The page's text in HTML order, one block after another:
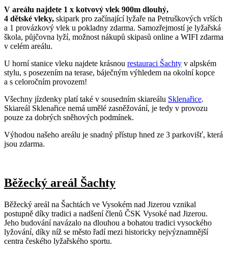
V areálu najdete 1 x kotvový vlek 900m dlouhý,
4 dětské vleky, skipark pro začínající lyžaře na Petruškových vrších
a 1 provázkový vlek u pokladny zdarma. Samozřejmostí je lyžařská
škola, půjčovna lyží, možnost nákupů skipasů online a WIFI zdarma
v celém areálu.
U horní stanice vleku najdete krásnou restauraci Šachty v alpském
stylu, s posezením na terase, báječným výhledem na okolní kopce
a s celoročním provozem!
Všechny jízdenky platí také v sousedním skiareálu Sklenařice.
Skiareál Sklenařice nemá umělé zasněžování, je tedy v provozu
pouze za dobrých sněhových podmínek.
Výhodou našeho areálu je snadný přístup hned ze 3 parkovišť, která
jsou zdarma.
Běžecký areál Šachty
Běžecký areál na Šachtách ve Vysokém nad Jizerou vznikal
postupně díky tradici a nadšení členů ČSK Vysoké nad Jizerou.
Jeho budování navázalo na dlouhou a bohatou tradici vysockého
lyžování, díky níž se město řadí mezi historicky nejvýznamnější
centra českého lyžařského sportu.